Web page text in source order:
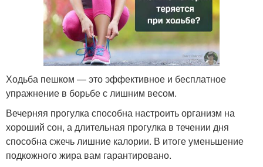
Ходьба пешком — это эффективное и бесплатное
упражнение в борьбе с лишним весом.
Вечерняя прогулка способна настроить организм на
хороший сон, а длительная прогулка в течении дня
способна сжечь лишние калории. В итоге уменьшение
подкожного жира вам гарантировано.